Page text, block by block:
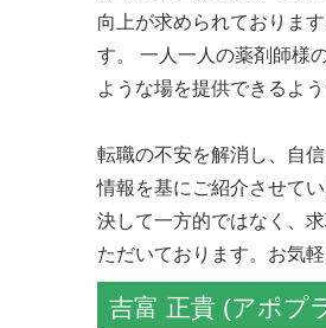
向上が求められておりま
す。 一人一人の薬剤師様
ような場を提供できるよ
転職の不安を解消し、自
情報を基にご紹介させて
決して一方的ではなく、
ただいております。お気
吉富 正貴 (アポプ